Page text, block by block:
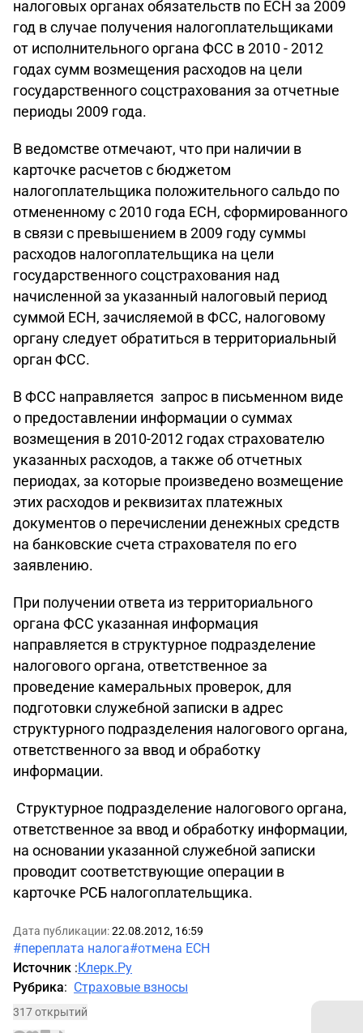
налоговых органах обязательств по ЕСН за 2009
год в случае получения налогоплательщиками
от исполнительного органа ФСС в 2010 - 2012
годах сумм возмещения расходов на цели
государственного соцстрахования за отчетные
периоды 2009 года.
В ведомстве отмечают, что при наличии в
карточке расчетов с бюджетом
налогоплательщика положительного сальдо по
отмененному с 2010 года ЕСН, сформированного
в связи с превышением в 2009 году суммы
расходов налогоплательщика на цели
государственного соцстрахования над
начисленной за указанный налоговый период
суммой ЕСН, зачисляемой в ФСС, налоговому
органу следует обратиться в территориальный
орган ФСС.
В ФСС направляется запрос в письменном виде
о предоставлении информации о суммах
возмещения в 2010-2012 годах страхователю
указанных расходов, а также об отчетных
периодах, за которые произведено возмещение
этих расходов и реквизитах платежных
документов о перечислении денежных средств
на банковские счета страхователя по его
заявлению.
При получении ответа из территориального
органа ФСС указанная информация
направляется в структурное подразделение
налогового органа, ответственное за
проведение камеральных проверок, для
подготовки служебной записки в адрес
структурного подразделения налогового органа,
ответственного за ввод и обработку
информации.
Структурное подразделение налогового органа,
ответственное за ввод и обработку информации,
на основании указанной служебной записки
проводит соответствующие операции в
карточке РСБ налогоплательщика.
Дата публикации:22.08.2012, 16:59
#переплата налога#отмена ЕСН
Источник :Клерк.Ру
Рубрика: Страховые взносы
317 открытий